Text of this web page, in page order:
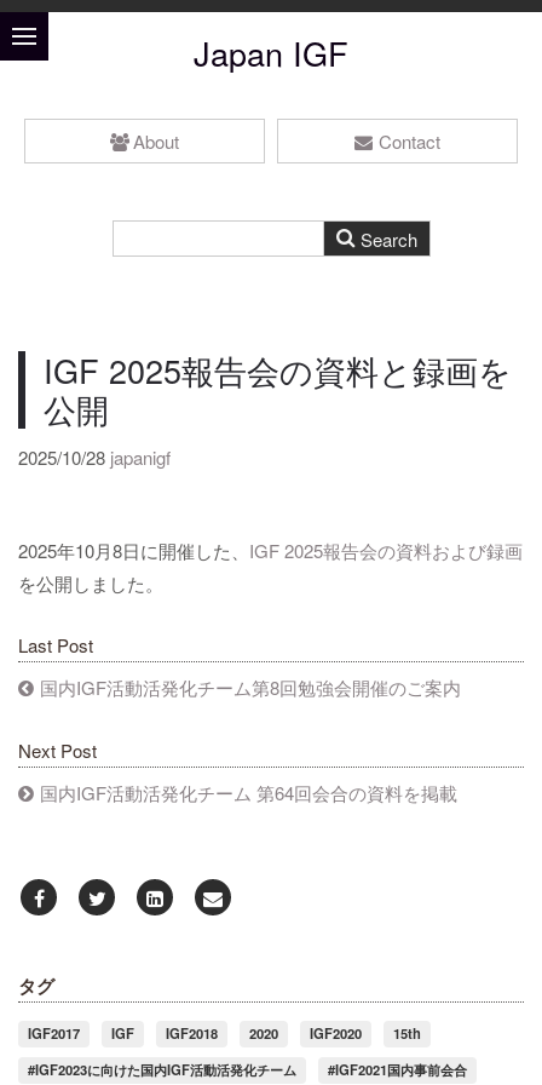
Japan IGF
About Contact
IGF 2025報告会の資料と録画を
公開
2025/10/28 japanigf
2025年10月8日に開催した、 IGF 2025報告会の資料および録画
を公開しました。
Last Post
国内IGF活動活発化チーム第8回勉強会開催のご案内
Next Post
国内IGF活動活発化チーム 第64回会合の資料を掲載
タグ
IGF2017 IGF IGF2018 2020 IGF2020
15th
#IGF2023に向けた国内IGF活動活発化チーム
#IGF2021国内事前会合